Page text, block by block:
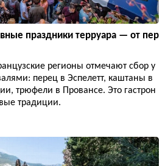
праздники терруара — от пер
регионы отмечают сбор у
перец в Эспелетт, каштаны в
трюфели в Провансе. Это гастрон
традиции.